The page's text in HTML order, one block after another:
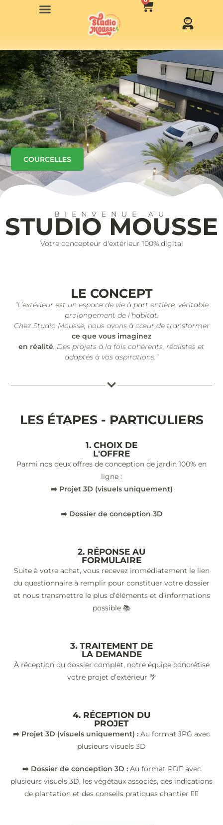
COURCELLES
BIENVENUE AU
STUDIO MOUSSE
Votre concepteur d'extérieur 100% digital
LE CONCEPT
“L’extérieur est un espace de vie à part entière, véritable
prolongement de l’habitat.
Chez Studio Mousse, nous avons à cœur de transformer
ce que vous imaginez
en réalité. Des projets à la fois cohérents, réalistes et
adaptés à vos aspirations.”
LES ÉTAPES - PARTICULIERS
1. CHOIX DE
L'OFFRE
Parmi nos deux offres de conception de jardin 100% en
ligne :
➡️ Projet 3D (visuels uniquement)
➡️ Dossier de conception 3D
2. RÉPONSE AU
FORMULAIRE
Suite à votre achat, vous recevez immédiatement le lien
du questionnaire à remplir pour constituer votre dossier
et nous transmettre le plus d’éléments et d’informations
possible 📚
3. TRAITEMENT DE
LA DEMANDE
À réception du dossier complet, notre équipe concrétise
votre projet d’extérieur 🌴
4. RÉCEPTION DU
PROJET
➡️ Projet 3D (visuels uniquement) : Au format JPG avec
plusieurs visuels 3D
➡️ Dossier de conception 3D :Au format PDF avec
plusieurs visuels 3D, les végétaux associés, des indications
de plantation et des conseils pratiques chantier 👷‍♂️